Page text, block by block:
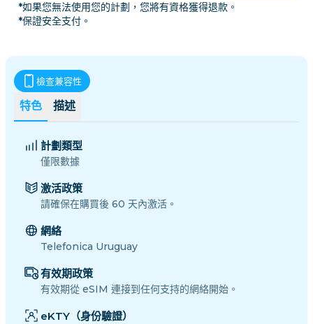
*如果您無法使用您的計劃，您將有資格獲得退款。
*保證安全支付。
特色 描述
檢查兼容性
計劃類型
僅限數據
激活政策
請確保在購買後 60 天內激活。
網絡
Telefonica Uruguay
有效期政策
有效期從 eSIM 連接到任何支持的網絡開始。
eKTY（身份驗證）